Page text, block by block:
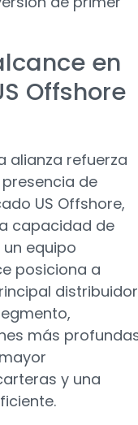
en
Offshore
alianza refuerza
de
US Offshore,
capacidad de
equipo
posiciona a
distribuidor
más
y una